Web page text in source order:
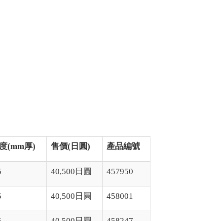
(mm厚) 售價(日圓) 產品編號
40,500日圓 457950
40,500日圓 458001